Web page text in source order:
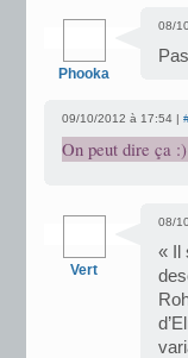
Phooka
08/
09/10/2012 à 17:54 |
On peut dire ça :)
Vert
08/
« Il